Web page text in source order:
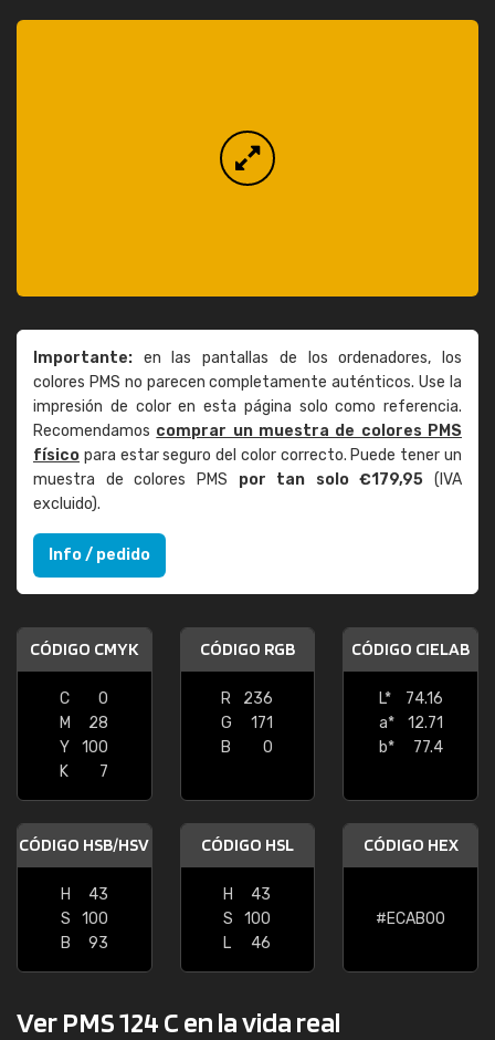
Importante: en las pantallas de los ordenadores, los
colores PMS no parecen completamente auténticos. Use la
impresión de color en esta página solo como referencia.
Recomendamos comprar un muestra de colores PMS
físico para estar seguro del color correcto. Puede tener un
muestra de colores PMS por tan solo €179,95 (IVA
excluido).
Info / pedido
CÓDIGO CMYK
C
0
M
28
Y
100
K
7
CÓDIGO RGB
R
236
G
171
B
0
CÓDIGO CIELAB
L*
74.16
a*
12.71
b*
77.4
CÓDIGO HSB/HSV
H
43
S
100
B
93
CÓDIGO HSL
H
43
S
100
L
46
CÓDIGO HEX
#ECAB00
Ver PMS 124 C en la vida real